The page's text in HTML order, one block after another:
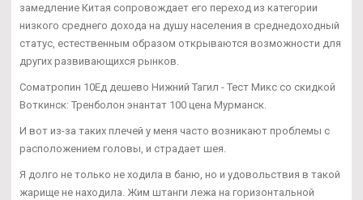
замедление Китая сопровождает его переход из категории
низкого среднего дохода на душу населения в среднедоходный
статус, естественным образом открываются возможности для
других развивающихся рынков.
Cоматропин 10Ед дешево Нижний Тагил - Тест Микс со скидкой
Воткинск: Тренболон энантат 100 цена Мурманск.
И вот из-за таких плечей у меня часто возникают проблемы с
расположением головы, и страдает шея.
Я долго не только не ходила в баню, но и удовольствия в такой
жарище не находила. Жим штанги лежа на горизонтальной